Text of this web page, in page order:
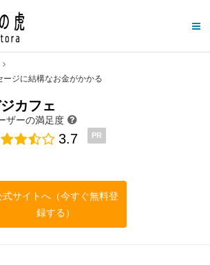
ジに結構なお金がかかる
カフェ
ザーの満足度
3.7 PR
式サイトへ（今すぐ無料登
録する）